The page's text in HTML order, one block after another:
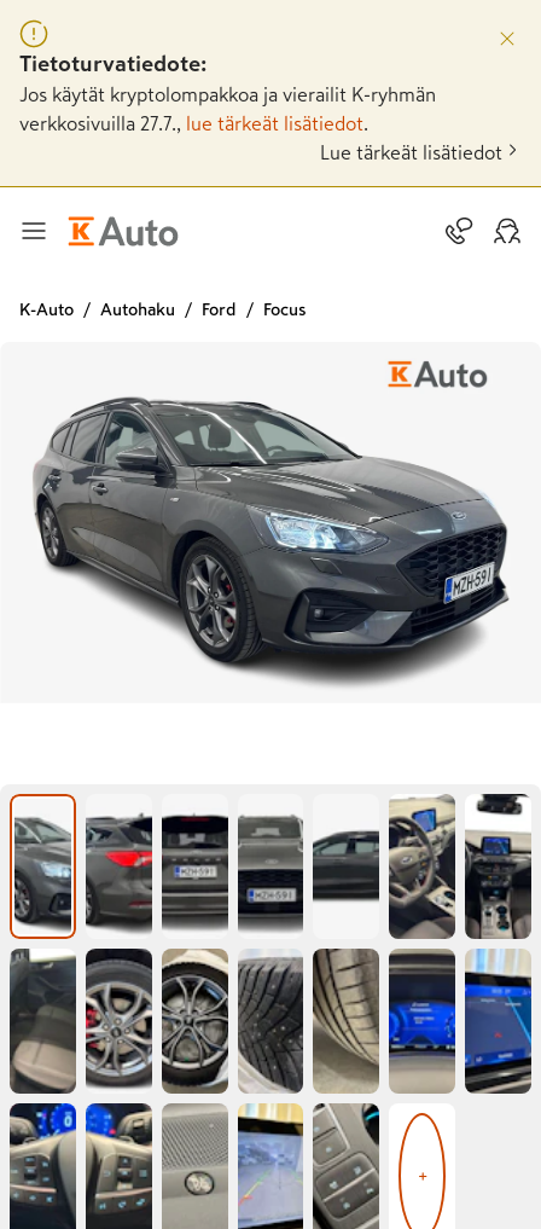
Tietoturvatiedote:
Jos käytät kryptolompakkoa ja vierailit K-ryhmän
verkkosivuilla 27.7.,
lue tärkeät lisätiedot
Lue tärkeät lisätiedot
K-Auto Autohaku Ford Focus
+